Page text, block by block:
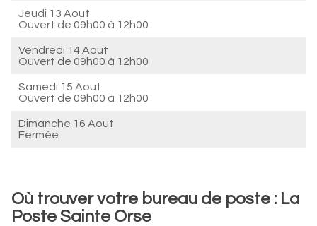
Jeudi 13 Aout
Ouvert de 09h00 à 12h00
Vendredi 14 Aout
Ouvert de 09h00 à 12h00
Samedi 15 Aout
Ouvert de 09h00 à 12h00
Dimanche 16 Aout
Fermée
Où trouver votre bureau de poste : La
Poste Sainte Orse